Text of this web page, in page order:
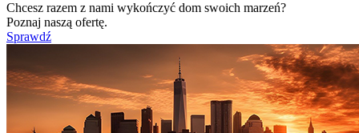
Chcesz razem z nami wykończyć dom swoich marzeń?
Poznaj naszą ofertę.
Sprawdź